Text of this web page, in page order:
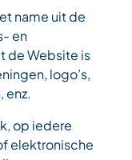
name uit de
en
de Website is
logo’s,
enz.
op iedere
elektronische